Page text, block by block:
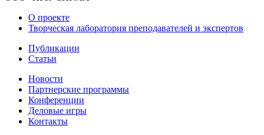
О проекте
Творческая лаборатория преподавателей и экспертов
Публикации
Статьи
Новости
Партнерские программы
Конференции
Деловые игры
Контакты